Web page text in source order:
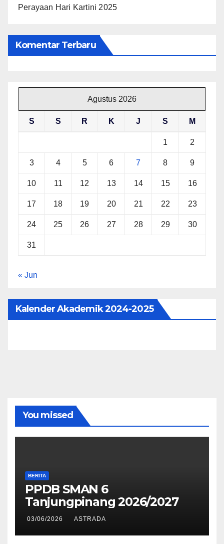
Perayaan Hari Kartini 2025
Komentar Terbaru
Agustus 2026
S S R K J S M
1 2
3 4 5 6 7 8 9
10 11 12 13 14 15 16
17 18 19 20 21 22 23
24 25 26 27 28 29 30
31
« Jun
Kalender Akademik 2024-2025
You missed
BERITA
PPDB SMAN 6
Tanjungpinang 2026/2027
03/06/2026 ASTRADA